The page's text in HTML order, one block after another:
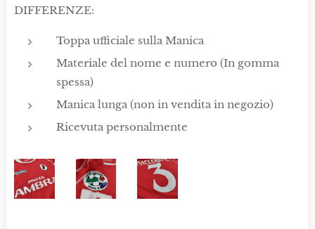
DIFFERENZE:
Toppa ufficiale sulla Manica
Materiale del nome e numero (In gomma
spessa)
Manica lunga (non in vendita in negozio)
Ricevuta personalmente